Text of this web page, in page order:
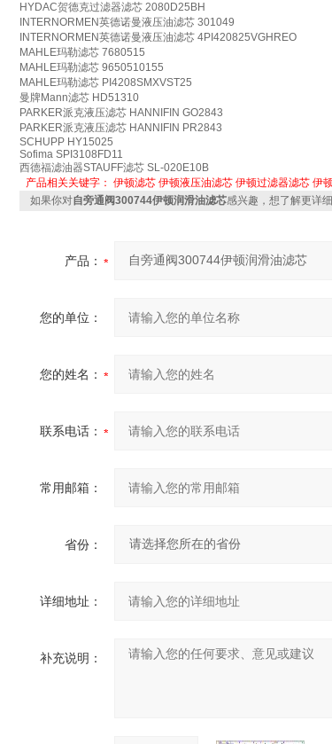
HYDAC贺德克过滤器滤芯 2080D25BH
INTERNORMEN英德诺曼液压油滤芯 301049
INTERNORMEN英德诺曼液压油滤芯 4PI420825VGHREO
MAHLE玛勒滤芯 7680515
MAHLE玛勒滤芯 9650510155
MAHLE玛勒滤芯 PI4208SMXVST25
曼牌Mann滤芯 HD51310
PARKER派克液压滤芯 HANNIFIN GO2843
PARKER派克液压滤芯 HANNIFIN PR2843
SCHUPP HY15025
Sofima SPI3108FD11
西德福滤油器STAUFF滤芯 SL-020E10B
产品相关关键字： 伊顿滤芯 伊顿液压油滤芯 伊顿过滤器滤芯 伊
如果你对自旁通阀300744伊顿润滑油滤芯感兴趣，想了解更详
产品：
您的单位：
您的姓名：
联系电话：
常用邮箱：
省份：
详细地址：
补充说明：